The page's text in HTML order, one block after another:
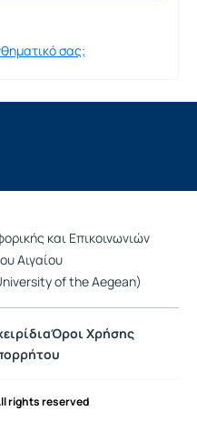
σας;
και Επικοινωνιών
Αιγαίου
of the Aegean)
Όροι Χρήσης
rights reserved